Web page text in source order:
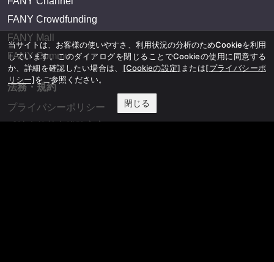
FANY Crowdfunding
FANY Mall
FANY Commu
法務・規約
プライバシーポリシー
当サイトは、お客様の使いやすさ、利用状況の分析のためCookieを利用
しています。このダイアログを閉じることでCookieの使用に同意する
か、詳細を確認したい場合は、 [Cookieの設定] または[プライバシーポ
リシー]をご参照ください。
閉じる